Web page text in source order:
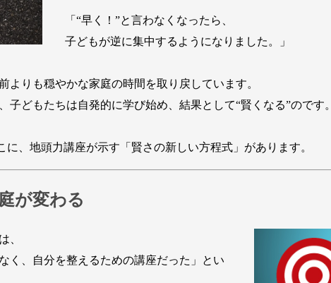
「“早く！”と言わなくなったら、
子どもが逆に集中するようになりました。」
りも穏やかな家庭の時間を取り戻しています。
どもたちは自発的に学び始め、結果として“賢くなる”のです。
、地頭力講座が示す「賢さの新しい方程式」があります。
が変わる
、
く、自分を整えるための講座だった」とい